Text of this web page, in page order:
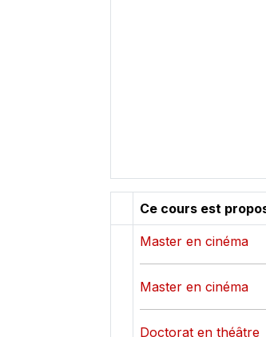
Ce cours est
Master en cinéma
Master en cinéma
Doctorat en théâtre